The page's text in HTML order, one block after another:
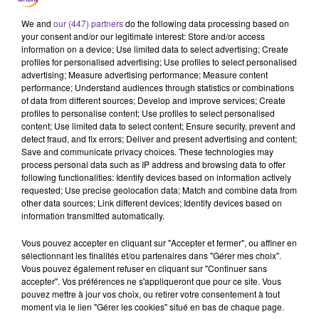
exigeant d'accorder le tiers aux femmes ». Lors du vote, les
neuf conseillers du Tracteur se sont abstenus. Comme nous
avions annoncé dans un précédent article, Hamid Chabat a
retiré sa candidature à la présidence de la région. Il a,
d'ailleurs, séché cette élection. http://www.yabiladi.com/
LA PLAYLIST
We and our (447) partnersdo the following data processing based on
your consent and/or our legitimate interest: Store and/or access
information on a device; Use limited data to select advertising; Create
profiles for personalised advertising; Use profiles to select personalised
advertising; Measure advertising performance; Measure content
performance; Understand audiences through statistics or combinations
of data from different sources; Develop and improve services; Create
profiles to personalise content; Use profiles to select personalised
content; Use limited data to select content; Ensure security, prevent and
detect fraud, and fix errors; Deliver and present advertising and content;
Save and communicate privacy choices. These technologies may
process personal data such as IP address and browsing data to offer
following functionalities: Identify devices based on information actively
requested; Use precise geolocation data; Match and combine data from
other data sources; Link different devices; Identify devices based on
information transmitted automatically.
Vous pouvez accepter en cliquant sur "Accepter et fermer", ou affiner en
sélectionnant les finalités et/ou partenaires dans "Gérer mes choix".
Vous pouvez également refuser en cliquant sur "Continuer sans
accepter". Vos préférences ne s'appliqueront que pour ce site. Vous
pouvez mettre à jour vos choix, ou retirer votre consentement à tout
moment via le lien "Gérer les cookies" situé en bas de chaque page.